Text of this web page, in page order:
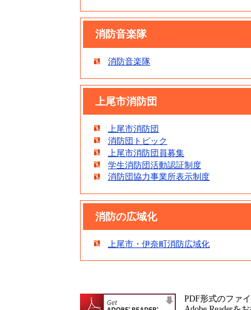
消防音楽隊
消防音楽隊
上尾市消防団
上尾市消防団
消防団トピック
上尾市消防団員募集
学生消防団活動認証制度
消防団協力事業所表示制度
消防の広域化
上尾市・伊奈町消防広域化
PDF形式のファ